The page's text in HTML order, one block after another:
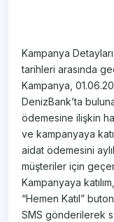
Kampanya
tarihleri arasında
Kampanya,
DenizBank’ta
ödemesine ilişkin
ve kampanyaya
aidat ödemesini
müşteriler için
Kampanyaya
“Hemen Katıl”
SMS gönderilerek